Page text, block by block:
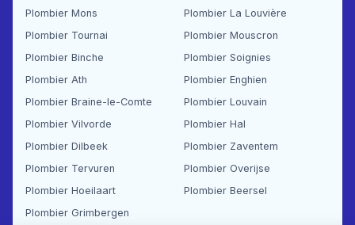
Plombier Mons
Plombier La Louvière
Plombier Tournai
Plombier Mouscron
Plombier Binche
Plombier Soignies
Plombier Ath
Plombier Enghien
Plombier Braine-le-Comte
Plombier Louvain
Plombier Vilvorde
Plombier Hal
Plombier Dilbeek
Plombier Zaventem
Plombier Tervuren
Plombier Overijse
Plombier Hoeilaart
Plombier Beersel
Plombier Grimbergen